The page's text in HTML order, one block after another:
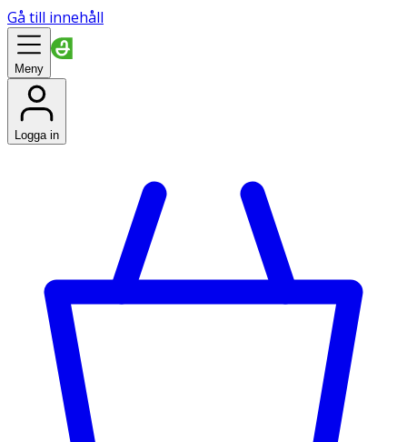
Gå till innehåll
Meny
Logga in